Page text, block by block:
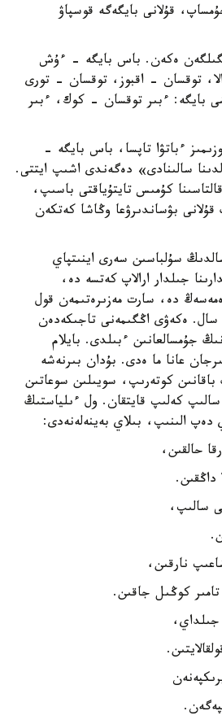
قۇلانى بايگەگە قوسپاۋ
تىگىلگەن ەكەن. باس بايگە - ءۇش
توقسان - اقبوز، توقسان - تورى
بايگە: ءبىر توقسان - كوك، ءبىر
ءباتۋا تاپسا، باس بايگە -
سالىنادى» دەگەندى اشىپ ايتتى.
كۇمىس تايتۇياقتى باسىپ،
قۇلانى بۋساندىرۋعا وڭاشا كەتكەن
سۇلباسىن سەرى اينىتپاي
جىلدار ارالاپ كەتسە دە،
دە، سارت مەزىرەتىمەن قول
ەكەۋى اڭگىمەنى تاجىكەدەن
جۇمسالعانىن ءبىلدى. بايلام
عانا ما ەدى. بۇدان بىرنەشە
باقانىن كوتەرىپ، سويىلىن سوعاتىن
سالىپ كەلىپ قايتقان. ول ءىلياستىڭ
الىنىپ، بىلاي بەينەلەنەدى:
حالقىن،
داڭقىن.
سالىپ،
نارقىن،
كوڭىل جاقىن.
جىلداي،